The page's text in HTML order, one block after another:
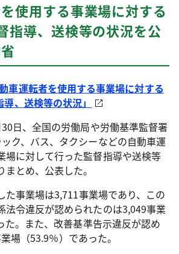
使用する事業場に対する
指導、送検等の状況を公
車運転者を使用する事業場に対する
、送検等の状況」
日、全国の労働局や労働基準監督署
ク、バス、タクシーなどの自動車運
場に対して行った監督指導や送検等
とめ、公表した。
事業場は3,711事業場であり、この
法令違反が認められたのは3,049事業
た。また、改善基準告示違反が認め
場（53.9％）であった。